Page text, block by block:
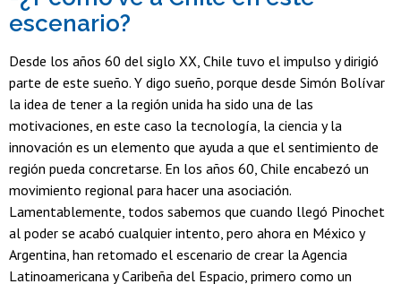
escenario?
Desde los años 60 del siglo XX, Chile tuvo el impulso y dirigió
parte de este sueño. Y digo sueño, porque desde Simón Bolívar
la idea de tener a la región unida ha sido una de las
motivaciones, en este caso la tecnología, la ciencia y la
innovación es un elemento que ayuda a que el sentimiento de
región pueda concretarse. En los años 60, Chile encabezó un
movimiento regional para hacer una asociación.
Lamentablemente, todos sabemos que cuando llegó Pinochet
al poder se acabó cualquier intento, pero ahora en México y
Argentina, han retomado el escenario de crear la Agencia
Latinoamericana y Caribeña del Espacio, primero como un